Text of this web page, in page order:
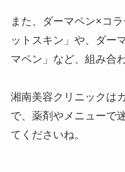
また、ダーマペン×コ
ットスキン」や、ダー
マペン」など、組み合
湘南美容クリニックは
で、薬剤やメニューで
てくださいね。